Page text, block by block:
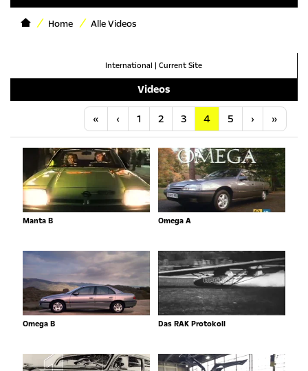
Home Alle Videos
International | Current Site
Videos
« Anfang
‹ Vorherige
1 2 3 4 5 ›Nächste
»
Manta B Omega A
Omega B Das RAK Protokoll